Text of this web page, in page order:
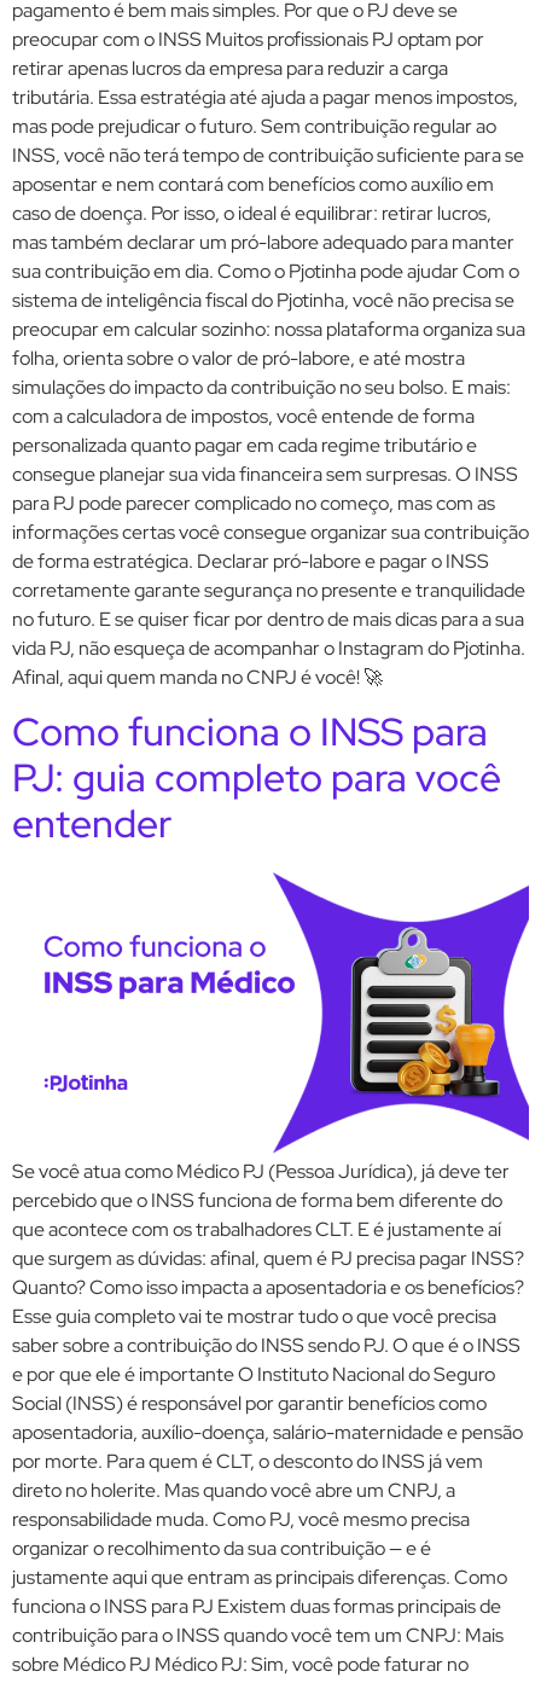
pagamento é bem mais simples. Por que o PJ deve se
preocupar com o INSS Muitos profissionais PJ optam por
retirar apenas lucros da empresa para reduzir a carga
tributária. Essa estratégia até ajuda a pagar menos impostos,
mas pode prejudicar o futuro. Sem contribuição regular ao
INSS, você não terá tempo de contribuição suficiente para se
aposentar e nem contará com benefícios como auxílio em
caso de doença. Por isso, o ideal é equilibrar: retirar lucros,
mas também declarar um pró-labore adequado para manter
sua contribuição em dia. Como o Pjotinha pode ajudar Com o
sistema de inteligência fiscal do Pjotinha, você não precisa se
preocupar em calcular sozinho: nossa plataforma organiza sua
folha, orienta sobre o valor de pró-labore, e até mostra
simulações do impacto da contribuição no seu bolso. E mais:
com a calculadora de impostos, você entende de forma
personalizada quanto pagar em cada regime tributário e
consegue planejar sua vida financeira sem surpresas. O INSS
para PJ pode parecer complicado no começo, mas com as
informações certas você consegue organizar sua contribuição
de forma estratégica. Declarar pró-labore e pagar o INSS
corretamente garante segurança no presente e tranquilidade
no futuro. E se quiser ficar por dentro de mais dicas para a sua
vida PJ, não esqueça de acompanhar o Instagram do Pjotinha.
Afinal, aqui quem manda no CNPJ é você! 🚀
Como funciona o INSS para
PJ: guia completo para você
entender
Se você atua como Médico PJ (Pessoa Jurídica), já deve ter
percebido que o INSS funciona de forma bem diferente do
que acontece com os trabalhadores CLT. E é justamente aí
que surgem as dúvidas: afinal, quem é PJ precisa pagar INSS?
Quanto? Como isso impacta a aposentadoria e os benefícios?
Esse guia completo vai te mostrar tudo o que você precisa
saber sobre a contribuição do INSS sendo PJ. O que é o INSS
e por que ele é importante O Instituto Nacional do Seguro
Social (INSS) é responsável por garantir benefícios como
aposentadoria, auxílio-doença, salário-maternidade e pensão
por morte. Para quem é CLT, o desconto do INSS já vem
direto no holerite. Mas quando você abre um CNPJ, a
responsabilidade muda. Como PJ, você mesmo precisa
organizar o recolhimento da sua contribuição — e é
justamente aqui que entram as principais diferenças. Como
funciona o INSS para PJ Existem duas formas principais de
contribuição para o INSS quando você tem um CNPJ: Mais
sobre Médico PJ Médico PJ: Sim, você pode faturar no